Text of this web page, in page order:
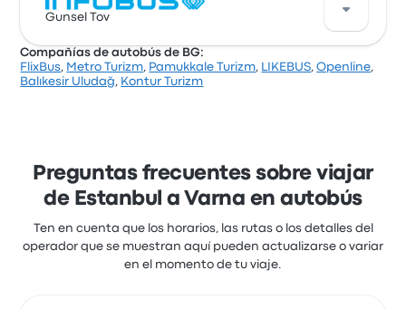
Basándose en 497 reseñas, la empresa ha obtenido
una calificación de 3.9 estrellas en Busbud. Los
limpieza y el acceso al billete, pero a menudo se
quejaron de los enchufes. Los billetes de Infobus
Gunsel Tov
Una buena manera de recorrer esta ruta es con los
quieras ir por un precio justo.
Compañías de autobús de BG:
FlixBus, Metro Turizm, Pamukkale Turizm, LIKEBUS,Openline,
Balıkesir Uludağ, Kontur Turizm
Preguntas frecuentes sobre viajar
de Estanbul a Varna en autobús
Ten en cuenta que los horarios, las rutas o los detalles del
operador que se muestran aquí pueden actualizarse o variar
en el momento de tu viaje.